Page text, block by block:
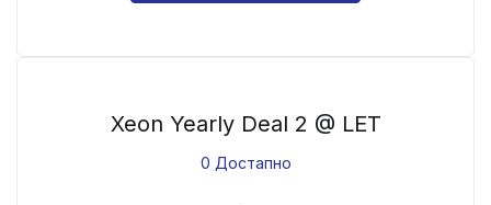
Xeon Yearly Deal 2 @ LET
0 Достапно